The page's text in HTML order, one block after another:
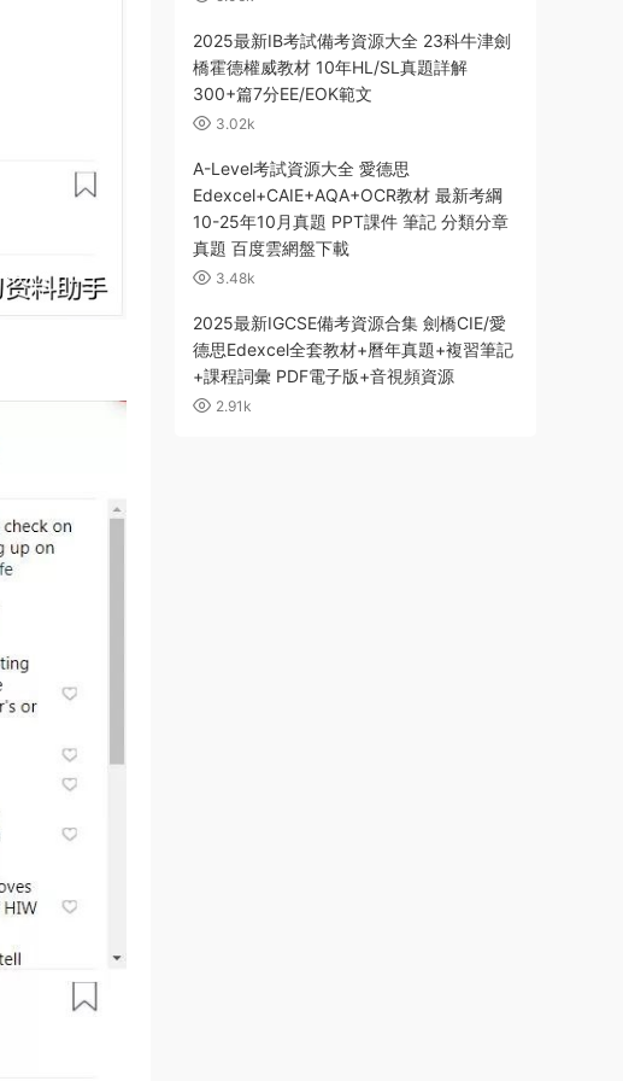
2025最新IB考試備考資源大全 23科牛津劍
橋霍德權威教材 10年HL/SL真題詳解
300+篇7分EE/EOK範文
3.02k
A-Level考試資源大全 愛德思
Edexcel+CAIE+AQA+OCR教材 最新考綱
10-25年10月真題 PPT課件 筆記 分類分章
真題 百度雲網盤下載
3.48k
2025最新IGCSE備考資源合集 劍橋CIE/愛
德思Edexcel全套教材+曆年真題+複習筆記
+課程詞彙 PDF電子版+音視頻資源
2.91k